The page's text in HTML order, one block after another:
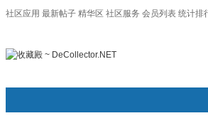
社区应用 最新帖子 精华区 社区服务 会员列表 统计排